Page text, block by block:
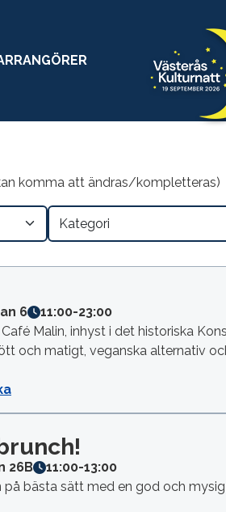
komma att ändras/kompletteras)
6 11:00-23:00
Malin, inhyst i det historiska
och matigt, veganska alternativ
26B 11:00-13:00
på bästa sätt med en god och